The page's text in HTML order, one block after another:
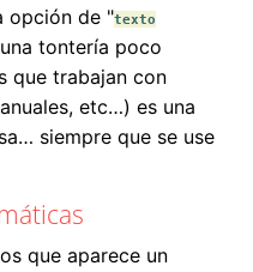
opción de "texto
tontería poco
que trabajan con
etc…) es una
siempre que se use
que aparece un